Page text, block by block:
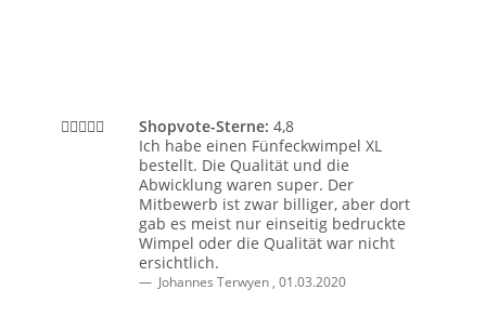
Shopvote-Sterne: 4,8
Ich habe einen Fünfeckwimpel XL
bestellt. Die Qualität und die
Abwicklung waren super. Der
Mitbewerb ist zwar billiger, aber dort
gab es meist nur einseitig bedruckte
Wimpel oder die Qualität war nicht
ersichtlich.
Johannes Terwyen , 01.03.2020